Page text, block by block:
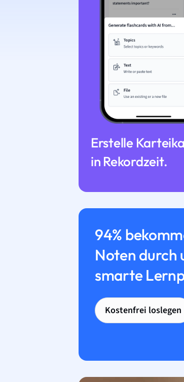
Erstelle
in Rekordzeit.
94%
Noten durch
smarte
Kostenfrei loslegen